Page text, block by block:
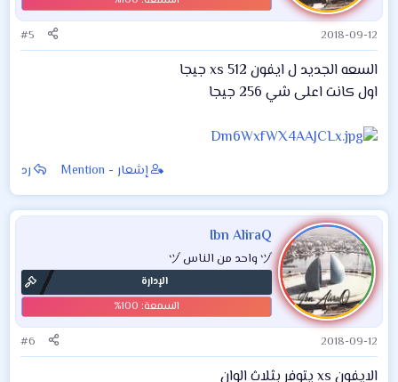
2018-09-12
#5
السعه الجديد ل ايفون xs 512 جيجا
اول كانت اعلى شي 256 جيجا
إشعار - Mention رد
Ibn AliraQ
ヅ واحد من الناس ヅ
الإدارة
2018-09-12
#6
الايفون xs يتوفر بثلاث الوان